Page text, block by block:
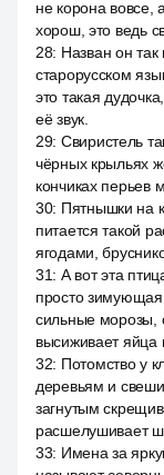
не корона вовсе,
хорош, это ведь
28: Назван он так
старорусском
это такая
её звук.
29: Свиристель
чёрных крыльях
кончиках перьев
30: Пятнышки на
питается такой
ягодами,
31: А вот эта
просто
сильные морозы,
высиживает яйца
32: Потомство у
деревьям и
загнутым
расшелушивает
33: Имена за